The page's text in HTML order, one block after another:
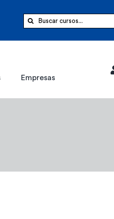
Buscar:
Empresas